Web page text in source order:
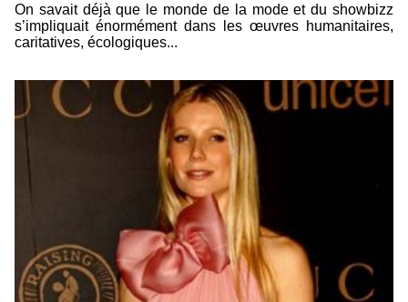
On savait déjà que le monde de la mode et du showbizz
s’impliquait énormément dans les œuvres humanitaires,
caritatives, écologiques...